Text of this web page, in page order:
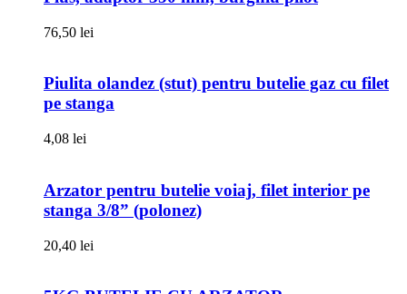
76,50 lei
Piulita olandez (stut) pentru butelie gaz cu filet
pe stanga
4,08 lei
Arzator pentru butelie voiaj, filet interior pe
stanga 3/8” (polonez)
20,40 lei